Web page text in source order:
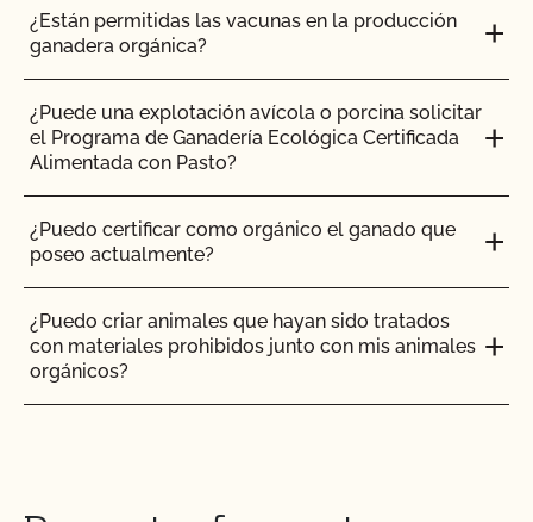
¿La certificación orgánica de CCOF garantiza el
acceso al mercado internacional?
¿Realiza el CCOF pruebas de residuos de
plaguicidas y OMG?
¿No OMG significa sin OMG?
¿Están permitidas las vacunas en la producción
ganadera orgánica?
¿Puede una explotación avícola o porcina solicitar
el Programa de Ganadería Ecológica Certificada
Alimentada con Pasto?
¿Puedo certificar como orgánico el ganado que
poseo actualmente?
¿Puedo criar animales que hayan sido tratados
con materiales prohibidos junto con mis animales
orgánicos?